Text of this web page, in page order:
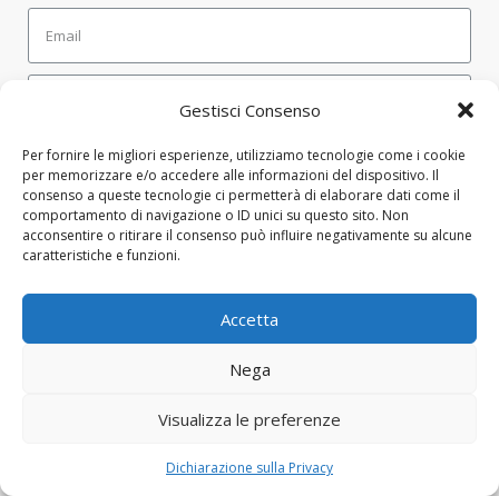
Gestisci Consenso
Per fornire le migliori esperienze, utilizziamo tecnologie come i cookie
per memorizzare e/o accedere alle informazioni del dispositivo. Il
consenso a queste tecnologie ci permetterà di elaborare dati come il
comportamento di navigazione o ID unici su questo sito. Non
acconsentire o ritirare il consenso può influire negativamente su alcune
caratteristiche e funzioni.
Accetta
Nega
Visualizza le preferenze
Dichiarazione sulla Privacy
SEND
CONTATTI
fabricaharmonica.management@gmail.com
Policy & Cookie Policy →